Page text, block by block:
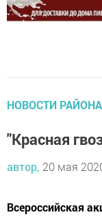
НОВОСТИ РАЙОНА
"Красная
автор, 20 мая
Всероссийская